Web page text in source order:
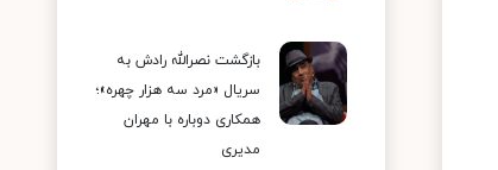
بازگشت نصرالله رادش به
سریال «مرد سه هزار چهره»؛
همکاری دوباره با مهران
مدیری